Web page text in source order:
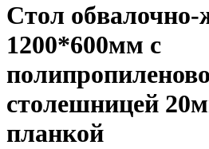
Стол
1200*600мм с
столешницей
планкой